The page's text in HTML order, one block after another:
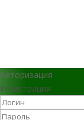
Авторизация
Регистрация